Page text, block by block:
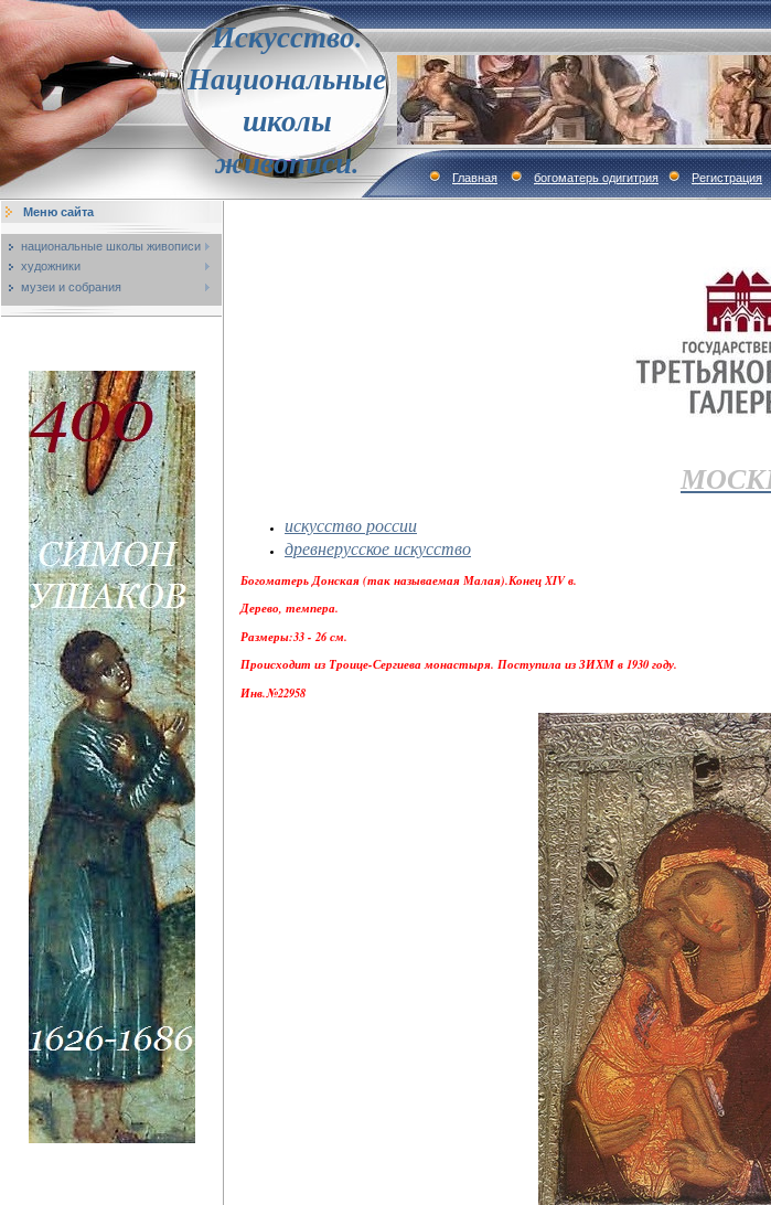
Искусство.
Национальные
школы
живописи.
Главная богоматерь одигитрия Регистрация
Меню сайта
национальные школы живописи
художники
музеи и собрания
искусство россии
древнерусское искусство
Богоматерь Донская (так называемая Малая).Конец XIV в.
Дерево, темпера.
Размеры:33 - 26 см.
Происходит из Троице-Сергиева монастыря. Поступила из ЗИХМ в 1930 году.
Инв.№22958